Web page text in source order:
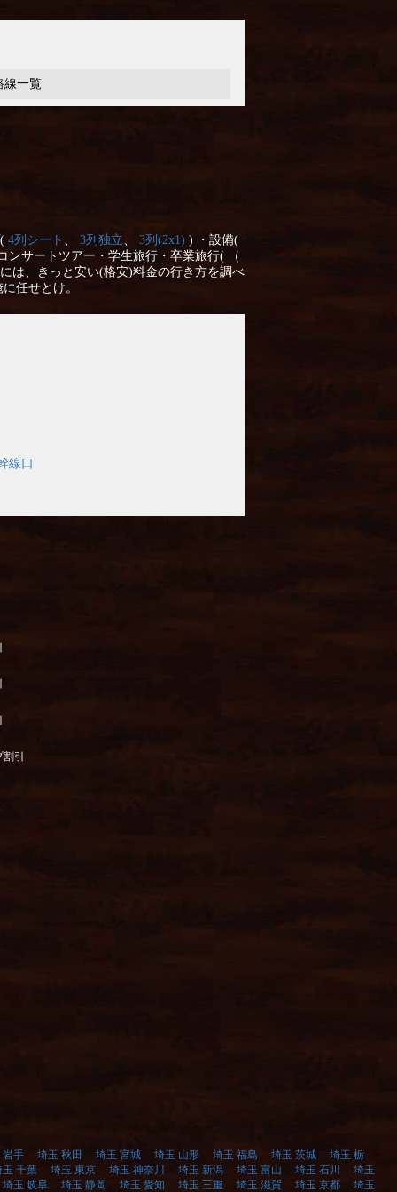
線一覧
4列シート 、 3列独立、 3列(2x1) ) ・設備(
サートツアー・学生旅行・卒業旅行( （
は、きっと安い(格安)料金の行き方を調べ
任せとけ。
線口
引
岩手 埼玉 秋田 埼玉 宮城 埼玉 山形 埼玉 福島 埼玉 茨城
埼玉 栃
玉 千葉
埼玉 東京 埼玉 神奈川 埼玉 新潟 埼玉 富山 埼玉 石川
埼玉
埼玉 岐阜
埼玉 静岡 埼玉 愛知 埼玉 三重 埼玉 滋賀 埼玉 京都 埼玉